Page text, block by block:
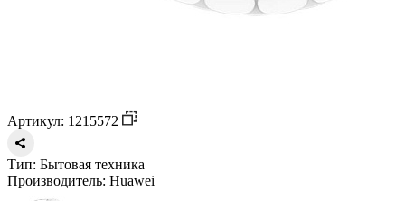
Артикул: 1215572
Тип: Бытовая техника
Производитель: Huawei